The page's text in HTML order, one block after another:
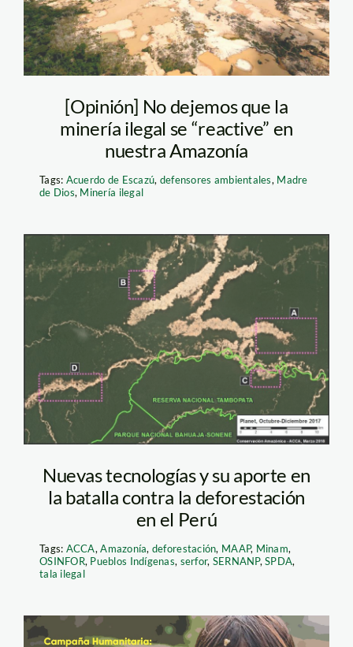
[Opinión] No dejemos que la
minería ilegal se “reactive” en
nuestra Amazonía
Tags: Acuerdo de Escazú, defensores ambientales, Madre
de Dios, Minería ilegal
Nuevas tecnologías y su aporte en
la batalla contra la deforestación
en el Perú
Tags: ACCA,Amazonía, deforestación, MAAP, Minam,
OSINFOR, Pueblos Indígenas, serfor, SERNANP,SPDA,
tala ilegal